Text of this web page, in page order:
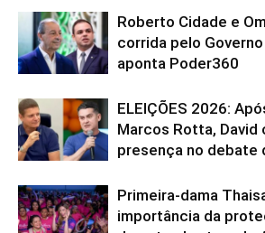
Roberto Cidade e
corrida pelo
aponta Poder360
ELEIÇÕES 2026:
Marcos Rotta, David
presença no debate
Primeira-dama
importância da